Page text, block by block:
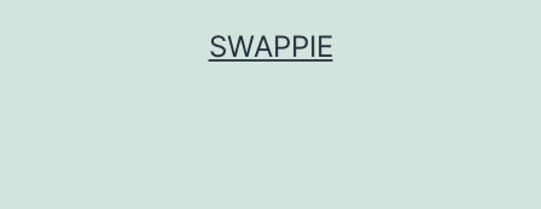
SWAPPIE